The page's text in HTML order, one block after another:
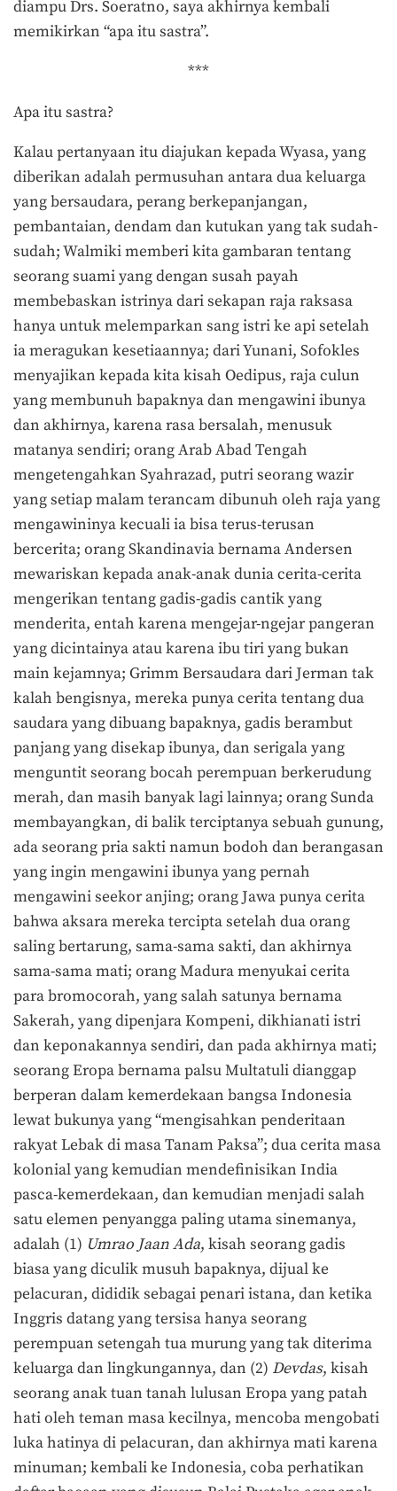
diampu Drs. Soeratno, saya akhirnya kembali
memikirkan “apa itu sastra”.
***
Apa itu sastra?
Kalau pertanyaan itu diajukan kepada Wyasa, yang
diberikan adalah permusuhan antara dua keluarga
yang bersaudara, perang berkepanjangan,
pembantaian, dendam dan kutukan yang tak sudah-
sudah; Walmiki memberi kita gambaran tentang
seorang suami yang dengan susah payah
membebaskan istrinya dari sekapan raja raksasa
hanya untuk melemparkan sang istri ke api setelah
ia meragukan kesetiaannya; dari Yunani, Sofokles
menyajikan kepada kita kisah Oedipus, raja culun
yang membunuh bapaknya dan mengawini ibunya
dan akhirnya, karena rasa bersalah, menusuk
matanya sendiri; orang Arab Abad Tengah
mengetengahkan Syahrazad, putri seorang wazir
yang setiap malam terancam dibunuh oleh raja yang
mengawininya kecuali ia bisa terus-terusan
bercerita; orang Skandinavia bernama Andersen
mewariskan kepada anak-anak dunia cerita-cerita
mengerikan tentang gadis-gadis cantik yang
menderita, entah karena mengejar-ngejar pangeran
yang dicintainya atau karena ibu tiri yang bukan
main kejamnya; Grimm Bersaudara dari Jerman tak
kalah bengisnya, mereka punya cerita tentang dua
saudara yang dibuang bapaknya, gadis berambut
panjang yang disekap ibunya, dan serigala yang
menguntit seorang bocah perempuan berkerudung
merah, dan masih banyak lagi lainnya; orang Sunda
membayangkan, di balik terciptanya sebuah gunung,
ada seorang pria sakti namun bodoh dan berangasan
yang ingin mengawini ibunya yang pernah
mengawini seekor anjing; orang Jawa punya cerita
bahwa aksara mereka tercipta setelah dua orang
saling bertarung, sama-sama sakti, dan akhirnya
sama-sama mati; orang Madura menyukai cerita
para bromocorah, yang salah satunya bernama
Sakerah, yang dipenjara Kompeni, dikhianati istri
dan keponakannya sendiri, dan pada akhirnya mati;
seorang Eropa bernama palsu Multatuli dianggap
berperan dalam kemerdekaan bangsa Indonesia
lewat bukunya yang “mengisahkan penderitaan
rakyat Lebak di masa Tanam Paksa”; dua cerita masa
kolonial yang kemudian mendefinisikan India
pasca-kemerdekaan, dan kemudian menjadi salah
satu elemen penyangga paling utama sinemanya,
adalah (1) Umrao Jaan Ada, kisah seorang gadis
biasa yang diculik musuh bapaknya, dijual ke
pelacuran, dididik sebagai penari istana, dan ketika
Inggris datang yang tersisa hanya seorang
perempuan setengah tua murung yang tak diterima
keluarga dan lingkungannya, dan (2) Devdas, kisah
seorang anak tuan tanah lulusan Eropa yang patah
hati oleh teman masa kecilnya, mencoba mengobati
luka hatinya di pelacuran, dan akhirnya mati karena
minuman; kembali ke Indonesia, coba perhatikan